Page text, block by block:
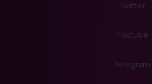
Twitter
Youtube
Telegram